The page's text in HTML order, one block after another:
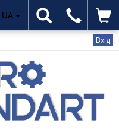
Вхід
UA